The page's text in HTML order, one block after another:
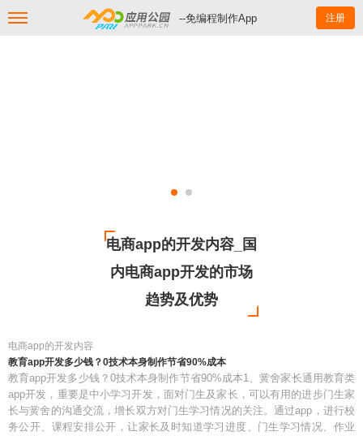
--免编程制作App 注册
电商app的开发内容_国
内电商app开发的市场
趋势及优势
电商app的开发内容
教育app开发多少钱？0技术本身制作节省90%成本
教育app开发多少钱？0技术本身制作节省90%成本1、黉舍家长通用教育类
app开发，重要是中小学习开发，面对门生及家长，可以有用的进步门生家
长与黉舍的沟通交流，增长双方对门生学习情况的关注。通过app，进行校
务公开、课程安排公开，让家长及时知道学习进度、门生学习情况、作业